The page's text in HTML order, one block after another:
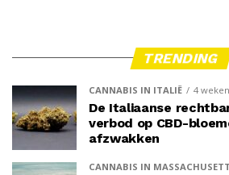
TRENDING
CANNABIS IN ITALIË 4
De Italiaanse
verbod op CBD-
afzwakken
CANNABIS IN